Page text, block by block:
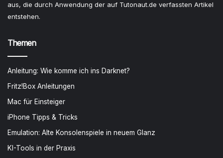
aus, die durch Anwendung der auf Tutonaut.de verfassten Artikel
entstehen.
Themen
Anleitung: Wie komme ich ins Darknet?
Fritz!Box Anleitungen
Mac für Einsteiger
iPhone Tipps & Tricks
Emulation: Alte Konsolenspiele in neuem Glanz
KI-Tools in der Praxis